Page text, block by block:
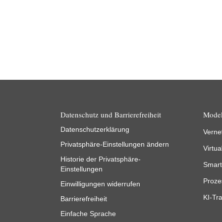
Datenschutz und Barrierefreiheit
Datenschutzerklärung
Privatsphäre-Einstellungen ändern
Historie der Privatsphäre-
Einstellungen
Einwilligungen widerrufen
Barrierefreiheit
Einfache Sprache
KI-